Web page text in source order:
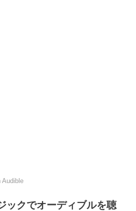
Audible
ックでオーディブルを聴